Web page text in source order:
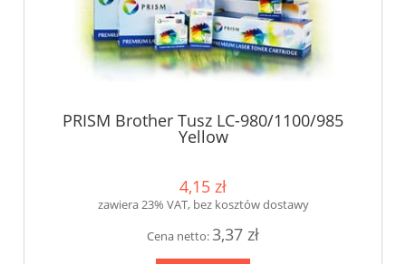
PRISM Brother Tusz LC-980/1100/985
Yellow
4,15 zł
zawiera 23% VAT, bez kosztów dostawy
Cena netto:3,37 zł